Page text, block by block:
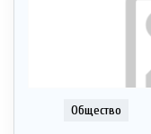
Общество